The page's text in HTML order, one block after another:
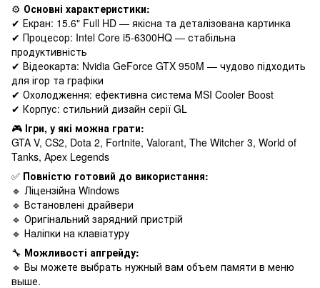
⚙️ Основні характеристики:
✔ Екран: 15.6" Full HD — якісна та деталізована картинка
✔ Процесор: Intel Core i5-6300HQ — стабільна
продуктивність
✔ Відеокарта: Nvidia GeForce GTX 950M — чудово підходить
для ігор та графіки
✔ Охолодження: ефективна система MSI Cooler Boost
✔ Корпус: стильний дизайн серії GL
🎮 Ігри, у які можна грати:
GTA V, CS2, Dota 2, Fortnite, Valorant, The Witcher 3, World of
Tanks, Apex Legends
✅ Повністю готовий до використання:
🔹 Ліцензійна Windows
🔹 Встановлені драйвери
🔹 Оригінальний зарядний пристрій
🔹 Наліпки на клавіатуру
🔧 Можливості апгрейду:
🔹 Вы можете выбрать нужный вам объем памяти в меню
выше.